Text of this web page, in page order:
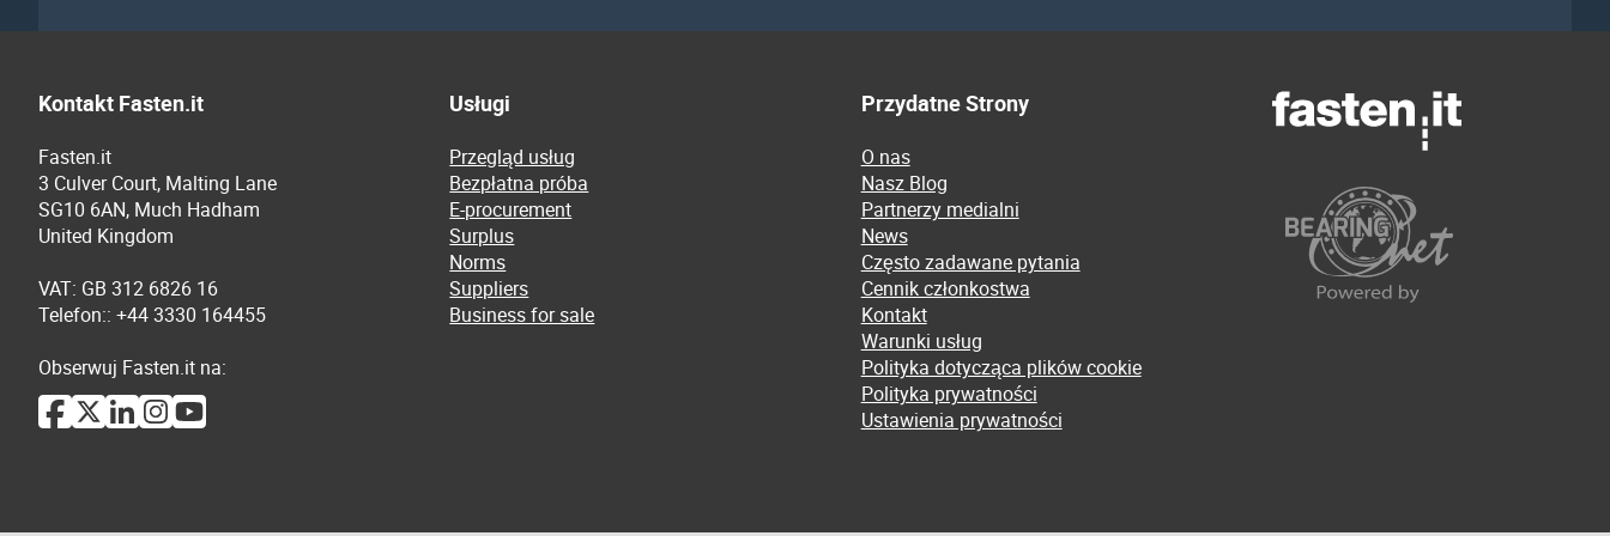
Kontakt Fasten.it
Fasten.it
3 Culver Court, Malting Lane
SG10 6AN, Much Hadham
United Kingdom
VAT: GB 312 6826 16
Telefon:: +44 3330 164455
Obserwuj Fasten.it na:
Usługi
Przegląd usług
Bezpłatna próba
E-procurement
Surplus
Norms
Suppliers
Business for sale
Przydatne Strony
O nas
Nasz Blog
Partnerzy medialni
News
Często zadawane pytania
Cennik członkostwa
Kontakt
Warunki usług
Polityka dotycząca plików cookie
Polityka prywatności
Ustawienia prywatności